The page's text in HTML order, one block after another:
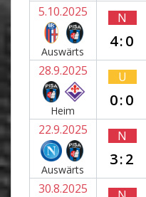
5.10.2025
Auswärts
N
4:0
28.9.2025
Heim
U
0:0
22.9.2025
Auswärts
N
3:2
30.8.2025